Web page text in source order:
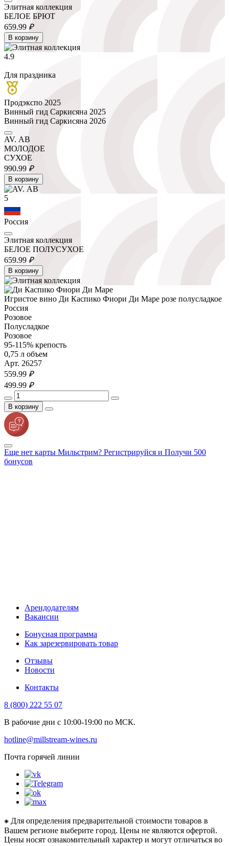
Элитная коллекция
БЕЛОЕ БРЮТ
659.99 ₽
В корзину
4.9
Для праздника
Продэкспо 2025
Винный гид Саркисяна 2025
Винный гид Саркисяна 2026
AV. АВ
МОЛОДОЕ
СУХОЕ
990.99 ₽
В корзину
5
Россия
Элитная коллекция
БЕЛОЕ ПОЛУСУХОЕ
659.99 ₽
В корзину
Игристое вино Ди Каспико Фиори Ди Маре розе полусладкое
Россия
Розовое
Полусладкое
Розовое
95-115% крепость
0,75 л объем
Арт. 26257
559.99 ₽
499.99 ₽
В корзину
Еще нет карты Мильстрим? Регистрируйся и Получи 500
бонусов
Арендодателям
Вакансии
Бонусная программа
Как зарезервировать товар
Отзывы
Новости
Контакты
8 (800) 222 55 07
В рабочие дни с 10:00-19:00 по МСК.
hotline@millstream-wines.ru
Почта горячей линии
⁕ Для определения предварительной стоимости товаров в
Вашем регионе выберите город. Цены не являются офертой.
Цены носят ознакомительный характер и могут отличаться во